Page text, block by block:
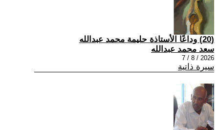
(20) وداعًا الأستاذة حليمة محمد عبدالله
سعد محمد عبدالله
2026 / 8 / 7
سيرة ذاتية